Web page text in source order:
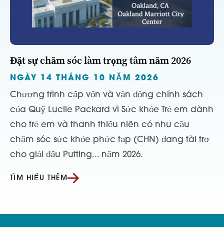
Đặt sự chăm sóc làm trọng tâm năm 2026
NGÀY 14 THÁNG 10 NĂM 2026
Chương trình cấp vốn và vận động chính sách
của Quỹ Lucile Packard vì Sức khỏe Trẻ em dành
cho trẻ em và thanh thiếu niên có nhu cầu
chăm sóc sức khỏe phức tạp (CHN) đang tài trợ
cho giải đấu Putting... năm 2026.
TÌM HIỂU THÊM